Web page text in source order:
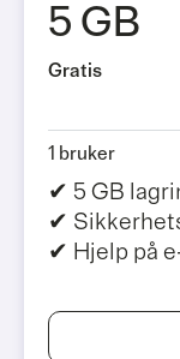
5 GB
Gratis
1 bruker
✔ 5 GB
✔
✔ Hjelp på